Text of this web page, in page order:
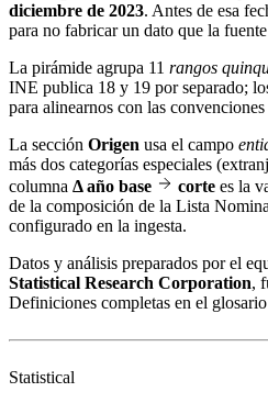
diciembre de 2023. Antes de esa
para no fabricar un dato que la
La pirámide agrupa 11 rangos
INE publica 18 y 19 por separado;
para alinearnos con las
La sección Origen usa el campo
más dos categorías especiales
columna Δ año base corte es la
de la composición de la Lista
configurado en la ingesta.
Datos y análisis preparados por el
Statistical Research Corporation,
Definiciones completas en el
Statistical